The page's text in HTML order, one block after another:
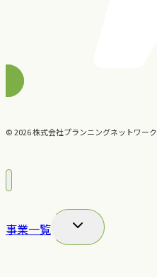
© 2026 株式会社プランニングネットワーク
事業一覧
子
メ